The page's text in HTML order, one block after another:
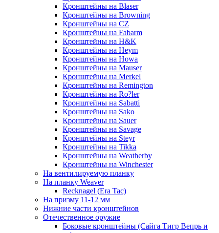
Кронштейны на Blaser
Кронштейны на Browning
Кронштейны на CZ
Кронштейны на Fabarm
Кронштейны на H&K
Кронштейны на Heym
Кронштейны на Howa
Кронштейны на Mauser
Кронштейны на Merkel
Кронштейны на Remington
Кронштейны на Ro?ler
Кронштейны на Sabatti
Кронштейны на Sako
Кронштейны на Sauer
Кронштейны на Savage
Кронштейны на Steyr
Кронштейны на Tikka
Кронштейны на Weatherby
Кронштейны на Winchester
На вентилируемую планку
На планку Weaver
Recknagel (Era Tac)
На призму 11-12 мм
Нижние части кронштейнов
Отечественное оружие
Боковые кронштейны (Сайга Тигр Вепрь и